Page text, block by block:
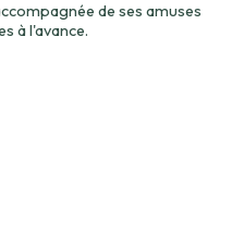
de ses amuses
à l'avance.